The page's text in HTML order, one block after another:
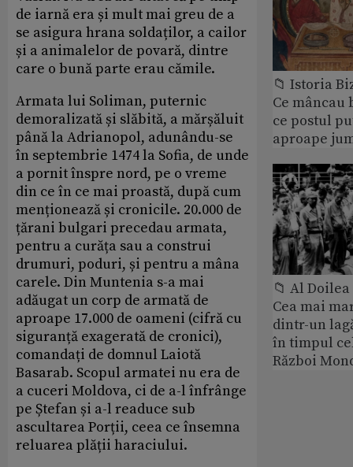
de iarnă era și mult mai greu de a
se asigura hrana soldaților, a cailor
și a animalelor de povară, dintre
care o bună parte erau cămile.
Armata lui Soliman, puternic
demoralizată și slăbită, a mărșăluit
până la Adrianopol, adunându-se
în septembrie 1474 la Sofia, de unde
a pornit înspre nord, pe o vreme
din ce în ce mai proastă, după cum
menționează și cronicile. 20.000 de
țărani bulgari precedau armata,
pentru a curăța sau a construi
drumuri, poduri, și pentru a mâna
carele. Din Muntenia s-a mai
adăugat un corp de armată de
aproape 17.000 de oameni (cifră cu
siguranță exagerată de cronici),
comandați de domnul Laiotă
Basarab. Scopul armatei nu era de
a cuceri Moldova, ci de a-l înfrânge
pe Ștefan și a-l readuce sub
ascultarea Porții, ceea ce însemna
reluarea plății haraciului.
📁 Istoria
Ce
ce postul
aproape
📁 Al
Cea mai
dintr-un
în timpul
Război